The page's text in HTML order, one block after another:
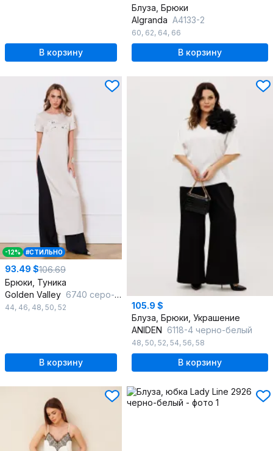
В корзину
Блуза, Брюки
Algranda А4133-2
60, 62, 64, 66
В корзину
-12% #СТИЛЬНО
93.49 $106.69
Брюки, Туника
Golden Valley 6740 серо-черный
44, 46, 48, 50, 52
В корзину
105.9 $
Блуза, Брюки, Украшение
ANIDEN 6118-4 черно-белый
48, 50, 52, 54, 56, 58
В корзину